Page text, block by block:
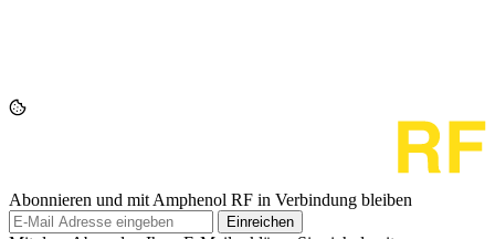
Abonnieren und mit Amphenol RF in Verbindung bleiben
Einreichen